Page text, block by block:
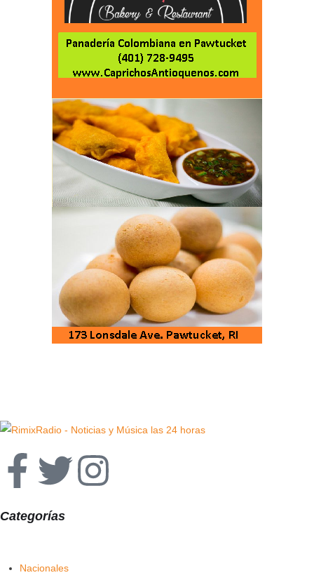
Categorías
Nacionales